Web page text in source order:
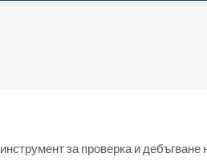
за проверка и дебъгване